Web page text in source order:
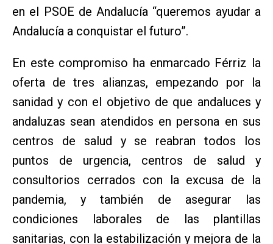
en el PSOE de Andalucía “queremos ayudar a
Andalucía a conquistar el futuro”.
En este compromiso ha enmarcado Férriz la
oferta de tres alianzas, empezando por la
sanidad y con el objetivo de que andaluces y
andaluzas sean atendidos en persona en sus
centros de salud y se reabran todos los
puntos de urgencia, centros de salud y
consultorios cerrados con la excusa de la
pandemia, y también de asegurar las
condiciones laborales de las plantillas
sanitarias, con la estabilización y mejora de la